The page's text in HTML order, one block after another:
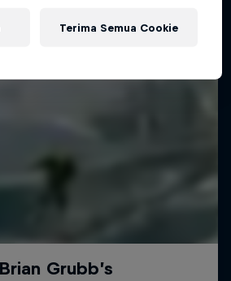
Terima Semua Cookie